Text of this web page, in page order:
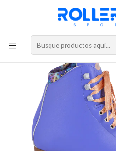
DESPACHOS A